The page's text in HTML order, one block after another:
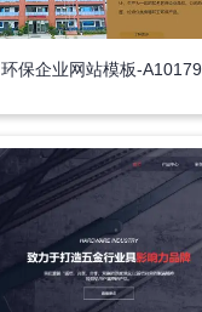
环保企业网站模板-